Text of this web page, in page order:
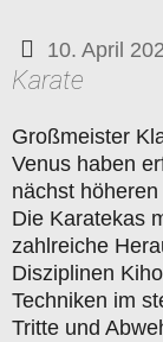
10. April
Karate
Großmeister
Venus haben
nächst
Die Karatekas
zahlreiche
Disziplinen
Techniken im
Tritte und